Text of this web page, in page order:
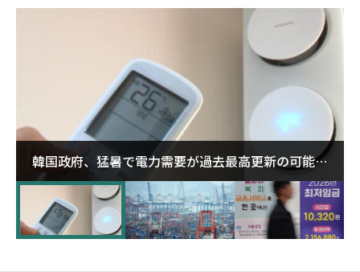
韓国政府、猛暑で電力需要が過去最高更新の可能性
に需給対応体制を点検